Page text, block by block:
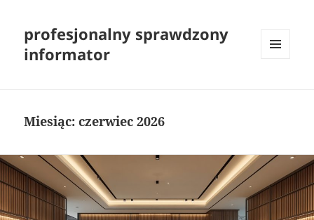
profesjonalny sprawdzony
informator
Miesiąc:czerwiec 2026